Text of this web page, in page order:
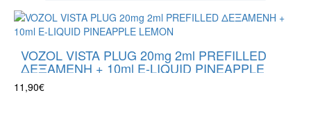
VOZOL VISTA PLUG 20mg 2ml PREFILLED
ΔΕΞΑΜΕΝΗ + 10ml E-LIQUID PINEAPPLE
LEMON
11,90€